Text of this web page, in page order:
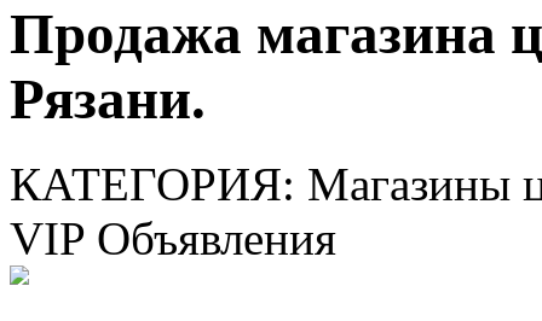
Продажа магазина
Рязани.
КАТЕГОРИЯ: Магазины
VIP Объявления